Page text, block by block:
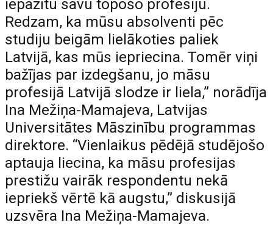
iepazītu savu topošo profesiju.
Redzam, ka mūsu absolventi pēc
studiju beigām lielākoties paliek
Latvijā, kas mūs iepriecina. Tomēr viņi
bažījas par izdegšanu, jo māsu
profesijā Latvijā slodze ir liela,” norādīja
Ina Mežiņa-Mamajeva, Latvijas
Universitātes Māszinību programmas
direktore. “Vienlaikus pēdējā studējošo
aptauja liecina, ka māsu profesijas
prestižu vairāk respondentu nekā
iepriekš vērtē kā augstu,” diskusijā
uzsvēra Ina Mežiņa-Mamajeva.